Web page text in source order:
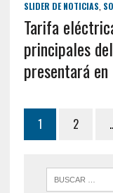
SLIDER DE NOTICIAS
Tarifa
principales
presentará
1 2